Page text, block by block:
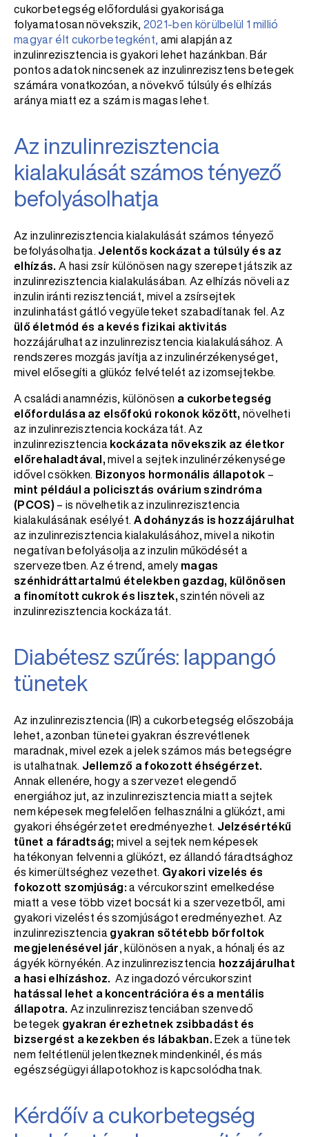
cukorbetegség előfordulási gyakorisága
folyamatosan növekszik, 2021-ben körülbelül 1 millió
magyar élt cukorbetegként, ami alapján az
inzulinrezisztencia is gyakori lehet hazánkban. Bár
pontos adatok nincsenek az inzulinrezisztens betegek
számára vonatkozóan, a növekvő túlsúly és elhízás
aránya miatt ez a szám is magas lehet.
Az inzulinrezisztencia
kialakulását számos tényező
befolyásolhatja
Az inzulinrezisztencia kialakulását számos tényező
befolyásolhatja. Jelentős kockázat a túlsúly és az
elhízás. A hasi zsír különösen nagy szerepet játszik az
inzulinrezisztencia kialakulásában. Az elhízás növeli az
inzulin iránti rezisztenciát, mivel a zsírsejtek
inzulinhatást gátló vegyületeket szabadítanak fel. Az
ülő életmód és a kevés fizikai aktivitás
hozzájárulhat az inzulinrezisztencia kialakulásához. A
rendszeres mozgás javítja az inzulinérzékenységet,
mivel elősegíti a glükóz felvételét az izomsejtekbe.
A családi anamnézis, különösen a cukorbetegség
előfordulása az elsőfokú rokonok között, növelheti
az inzulinrezisztencia kockázatát. Az
inzulinrezisztencia kockázata növekszik az életkor
előrehaladtával, mivel a sejtek inzulinérzékenysége
idővel csökken.
Bizonyos hormonális állapotok –
mint például a policisztás ovárium szindróma
(PCOS) – is növelhetik az inzulinrezisztencia
kialakulásának esélyét. A dohányzás is hozzájárulhat
az inzulinrezisztencia kialakulásához, mivel a nikotin
negatívan befolyásolja az inzulin működését a
szervezetben. Az étrend, amely magas
szénhidráttartalmú ételekben gazdag, különösen
a finomított cukrok és lisztek, szintén növeli az
inzulinrezisztencia kockázatát.
Diabétesz szűrés: lappangó
tünetek
Az inzulinrezisztencia (IR) a cukorbetegség előszobája
lehet, azonban tünetei gyakran észrevétlenek
maradnak, mivel ezek a jelek számos más betegségre
is utalhatnak. Jellemző a fokozott éhségérzet.
Annak ellenére, hogy a szervezet elegendő
energiához jut, az inzulinrezisztencia miatt a sejtek
nem képesek megfelelően felhasználni a glükózt, ami
gyakori éhségérzetet eredményezhet. Jelzésértékű
tünet a fáradtság;mivel a sejtek nem képesek
hatékonyan felvenni a glükózt, ez állandó fáradtsághoz
és kimerültséghez vezethet. Gyakori vizelés és
fokozott szomjúság: a vércukorszint emelkedése
miatt a vese több vizet bocsát ki a szervezetből, ami
gyakori vizelést és szomjúságot eredményezhet. Az
inzulinrezisztencia gyakran sötétebb bőrfoltok
megjelenésével jár
, különösen a nyak, a hónalj és az
ágyék környékén. Az inzulinrezisztencia hozzájárulhat
a hasi elhízáshoz. Az ingadozó vércukorszint
hatással lehet a koncentrációra és a mentális
állapotra. Az inzulinrezisztenciában szenvedő
betegek gyakran érezhetnek zsibbadást és
bizsergést a kezekben és lábakban. Ezek a tünetek
nem feltétlenül jelentkeznek mindenkinél, és más
egészségügyi állapotokhoz is kapcsolódhatnak.
Kérdőív a cukorbetegség